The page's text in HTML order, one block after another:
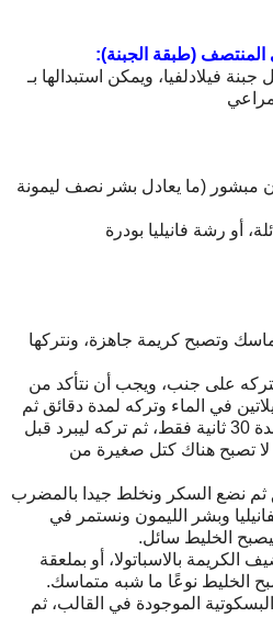
المنتصف (طبقة الجبنة):
جبنة فيلادلفيا، ويمكن استبدالها بـ
مبشور (ما يعادل بشر نصف ليمونة
أو رشة فانيليا بودرة
وتصبح كريمة جاهزة، ونتركها
على جنب، ويجب أن نتأكد من
في الماء وتركه لمدة دقائق ثم
تذويبه في المايكرويف جيدًا لمدة 30 ثانية فقط، ثم تركه ليبرد قبل
تصبح هناك كتل صغيرة من
ثم نضع السكر ونخلط جيدا بالمضرب
وبشر الليمون ونستمر في
الخليط سائل.
بالاسباتولا، أو بملعقة
الخليط نوعًا ما شبه متماسك.
الموجودة في القالب، ثم